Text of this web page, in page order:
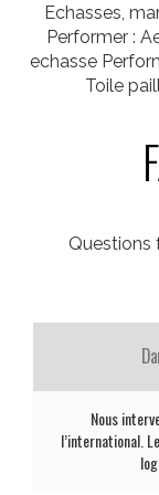
Echasses,
Performer :
echasse
Toile
Questions
Nous
l’international.